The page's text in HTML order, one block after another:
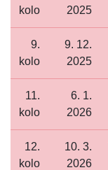
kolo
2025
9.
kolo
9. 12.
2025
11.
kolo
6. 1.
2026
12.
kolo
10. 3.
2026